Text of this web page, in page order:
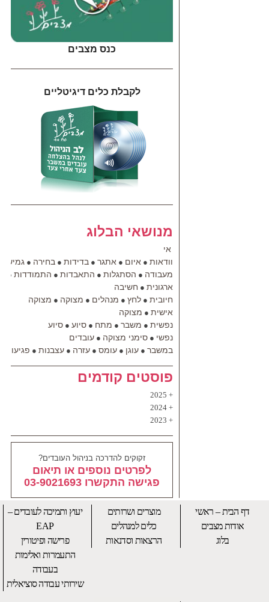
כנס מצבים
לקבלת כלים דיגיטליים
מנושאי הבלוג
אי
וודאות ● איום ● אתגר ● בדידות ● בחירה ●
מעבודה ● הסתגלות ● התאבדות ● התמודדות ●
ארגונית ● חשיבה
חיובית ● לחץ ● מנהלים ● מצוקה ● מצוקה
אישית ● מצוקה
נפשית ● משבר ● מתח ● סיוע ● סיוע
נפשי ● סימני מצוקה ● עובדים
במשבר ● עוגן ● עומס ● עזרה ● עצבנות ● פגיעות
פוסטים קודמים
2025
2024
2023
זקוקים להדרכה בניהול העובדים?
לפרטים נוספים או תיאום
פגישה התקשרו 03-9021693
דף הבית – ראשי
אודות מצבים
בלוג
מוצרים ושרותים
כלים למנהלים
הרצאות וסדנאות
יעוץ ותמיכה לעובדים –
EAP
פרישה ופיטורין
התעמרות ואלימות
בעבודה
שירותי עבודה סוציאלית